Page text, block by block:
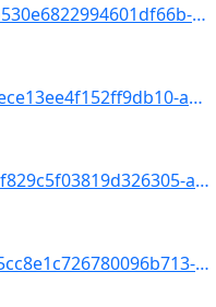
10044: id_aluno-bdca8dfe2020b530e6822994601df66b-aa_ingresso-2017-cd_curso-945-nm_qsl--nr_ch--nr_cr--nr_ind]
10045: id_aluno-6301fe0c6376aece13ee4f152ff9db10-aa_ingresso-2017-cd_curso-945-nm_qsl--nr_ch--nr_cr--nr_ind]
10046: id_aluno-cd18eca9a0b4cf829c5f03819d326305-aa_ingresso-2017-cd_curso-945-nm_qsl--nr_ch--nr_cr--nr_ind]
10047: id_aluno-e6ddbd02203e5cc8e1c726780096b713-aa_ingresso-2017-cd_curso-945-nm_qsl--nr_ch--nr_cr--nr_ind]